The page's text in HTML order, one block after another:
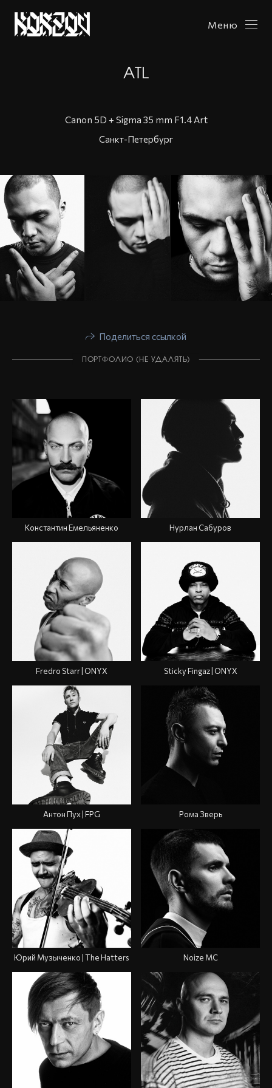
Меню
ATL
Canon 5D + Sigma 35 mm F1.4 Art
Санкт-Петербург
Поделиться ссылкой
ПОРТФОЛИО (НЕ УДАЛЯТЬ)
Константин Емельяненко Нурлан Сабуров
Fredro Starr | ONYX Sticky Fingaz | ONYX
Антон Пух | FPG Рома Зверь
Юрий Музыченко | The Hatters Noize MC